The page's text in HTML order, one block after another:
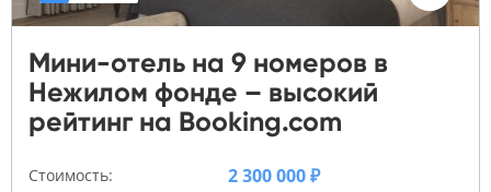
Мини-отель на 9 номеров в
Нежилом фонде – высокий
рейтинг на Booking.com
Стоимость: 2 300 000 ₽